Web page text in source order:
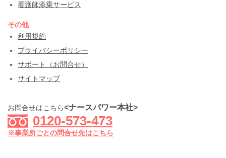
看護師添乗サービス
その他
利用規約
プライバシーポリシー
サポート（お問合せ）
サイトマップ
お問合せはこちら<ナースパワー本社>
0120-573-473
※事業所ごとの問合せ先はこちら